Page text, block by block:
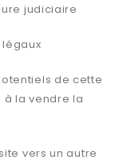
judiciaire
de cette
à la vendre la
vers un autre